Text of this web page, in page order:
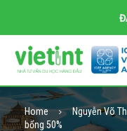
Home
Nguyễn Võ
bổng 50%